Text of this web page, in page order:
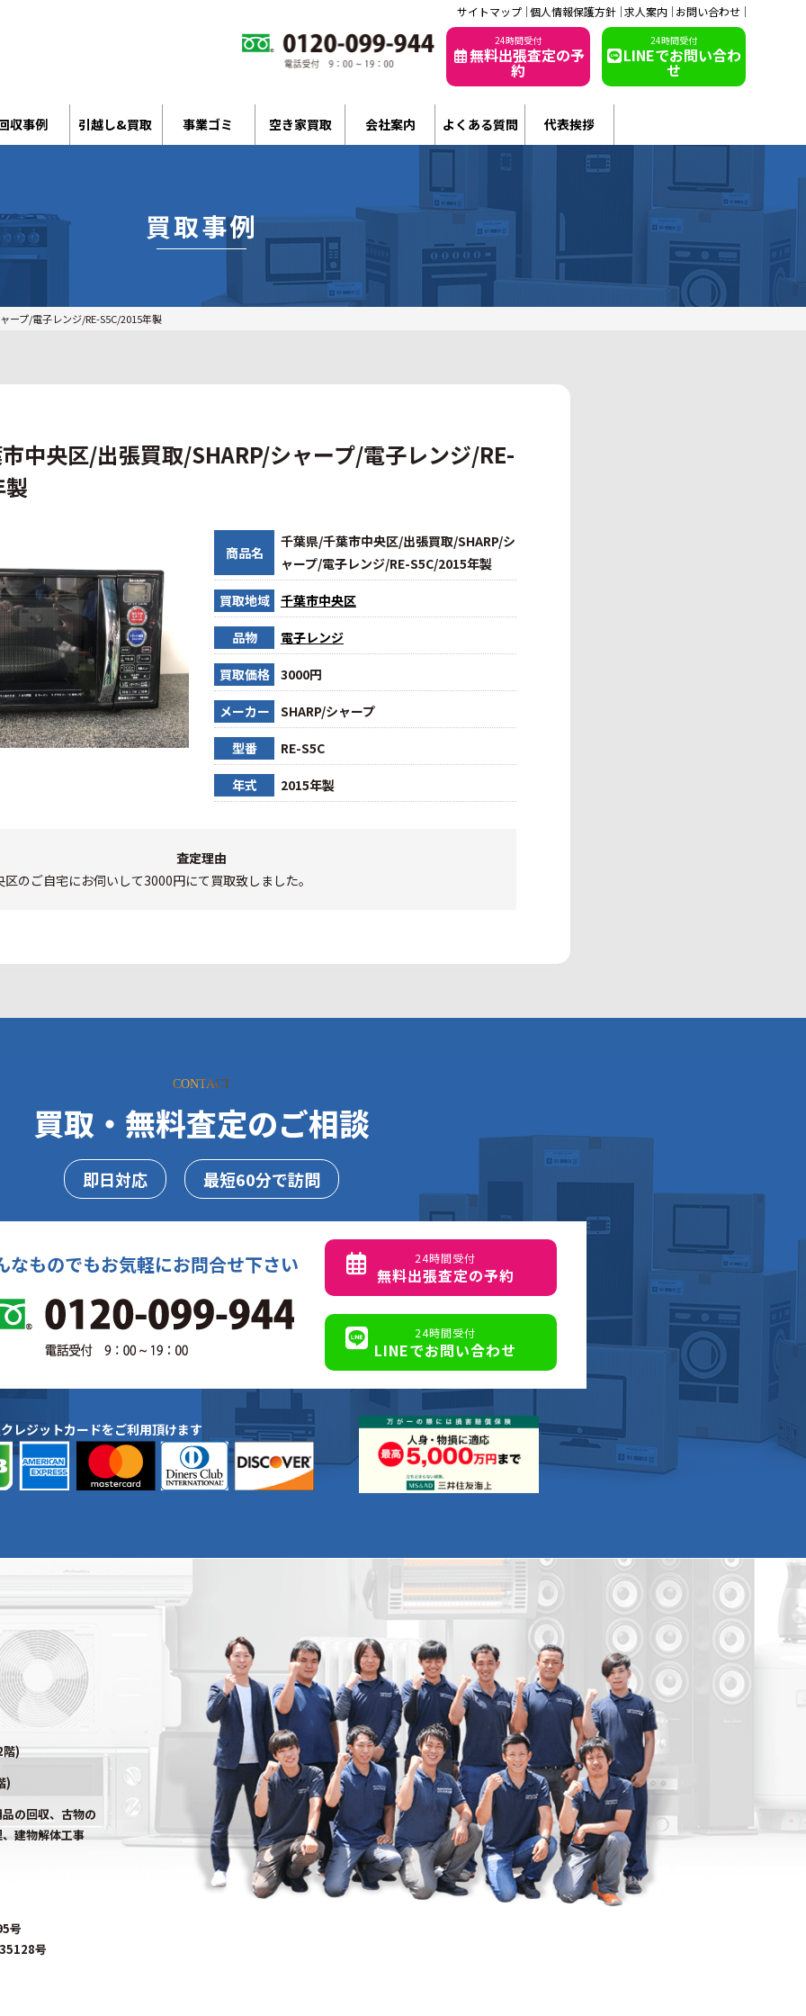
サイトマップ 個人情報保護方針 求人案内 お問い合わせ
24時間受付
無料出張査定の予
約
24時間受付
LINEでお問い合わ
せ
収事例 引越し&買取 事業ゴミ 空き家買取 会社案内 よくある質問 代表挨拶
買取事例
ープ/電子レンジ/RE-S5C/2015年製
中央区/出張買取/SHARP/シャープ/電子レンジ/RE-
商品名
千葉県/千葉市中央区/出張買取/SHARP/シ
ャープ/電子レンジ/RE-S5C/2015年製
買取地域 千葉市中央区
品物 電子レンジ
買取価格 3000円
メーカー SHARP/シャープ
型番 RE-S5C
年式 2015年製
査定理由
のご自宅にお伺いして3000円にて買取致しました。
CONTACT
買取・無料査定のご相談
即日対応 最短60分で訪問
なものでもお気軽にお問合せ下さい 24時間受付
無料出張査定の予約
24時間受付
LINEでお問い合わせ
レジットカードをご利用頂けます
)
)
の回収、古物の
建物解体工事
号
号